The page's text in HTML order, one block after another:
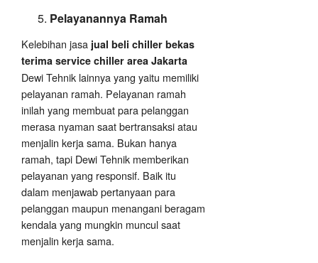
Pelayanannya Ramah
Kelebihan jasa jual beli chiller bekas
terima service chiller area Jakarta
Dewi Tehnik lainnya yang yaitu memiliki
pelayanan ramah. Pelayanan ramah
inilah yang membuat para pelanggan
merasa nyaman saat bertransaksi atau
menjalin kerja sama. Bukan hanya
ramah, tapi Dewi Tehnik memberikan
pelayanan yang responsif. Baik itu
dalam menjawab pertanyaan para
pelanggan maupun menangani beragam
kendala yang mungkin muncul saat
menjalin kerja sama.